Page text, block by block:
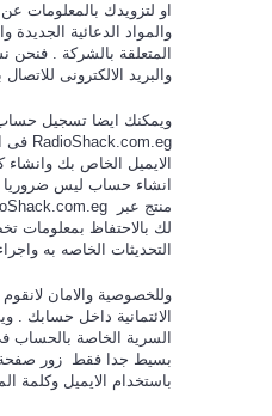
او لتزويدك بالمعلومات
والمواد الدعائية الجديدة
المتعلقة بالشركة . فنحن
والبريد الالكترونى
ويمكنك ايضا تسجيل
RadioShack.com.eg فى
الايميل الخاص بك
انشاء حساب ليس ضروريا
منتج عبر
لك بالاحتفاظ بمعلومات
التحديثات الخاصه به
وللخصوصية والامان
الائتمانية داخل حسابك .
السرية الخاصة بالحساب
بسيط جدا فقط زور
باستخدام الايميل وكلمة